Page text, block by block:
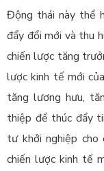
Động thái này thể
đẩy đổi mới và thu
chiến lược tăng
lược kinh tế mới
tăng lương hưu,
thiệp để thúc đẩy
tư khởi nghiệp cho
chiến lược kinh tế